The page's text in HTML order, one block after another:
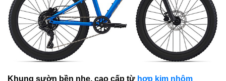
Khung sườn bền nhẹ, cao cấp từ hợp kim nhôm